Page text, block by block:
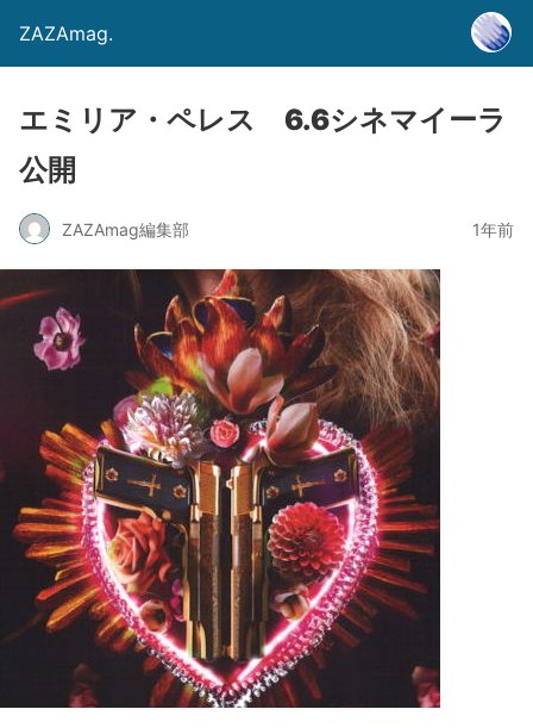
ZAZAmag.
エミリア・ペレス 6.6シネマイーラ
公開
ZAZAmag編集部 1年前